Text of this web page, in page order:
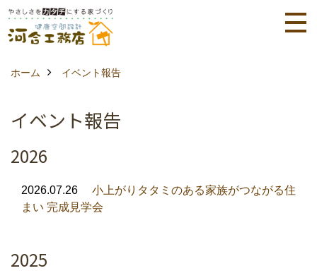
ホーム イベント報告
イベント報告
2026
2026.07.26
小上がりタタミのある家族がつながる住
まい 完成見学会
2025